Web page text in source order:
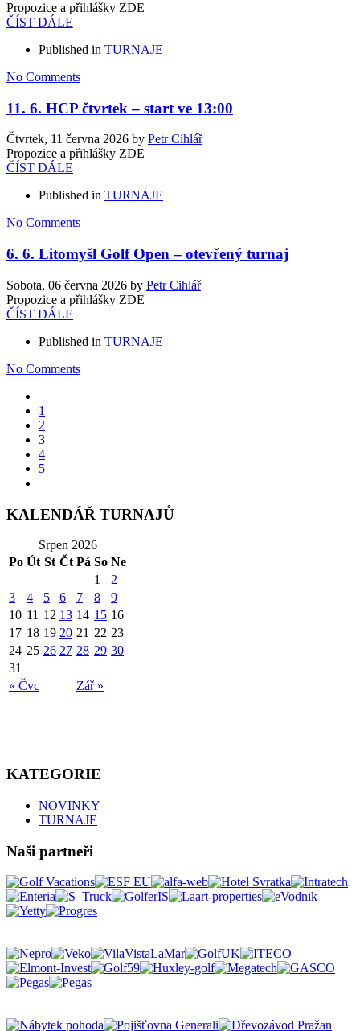
Propozice a přihlášky ZDE
ČÍST DÁLE
Published in TURNAJE
No Comments
11. 6. HCP čtvrtek – start ve 13:00
Čtvrtek, 11 června 2026 by Petr Cihlář
Propozice a přihlášky ZDE
ČÍST DÁLE
Published in TURNAJE
No Comments
6. 6. Litomyšl Golf Open – otevřený turnaj
Sobota, 06 června 2026 by Petr Cihlář
Propozice a přihlášky ZDE
ČÍST DÁLE
Published in TURNAJE
No Comments
1
2
3
4
5
KALENDÁŘ TURNAJŮ
Srpen 2026
Po Út St Čt Pá So Ne
« Čvc Zář »
1
2
3
4 5 6 7 8
9
10 11 12 13 14 15 16
17 18 19 20 21 22 23
24 25 26 27 28 29 30
31
KATEGORIE
NOVINKY
TURNAJE
Naši partneři